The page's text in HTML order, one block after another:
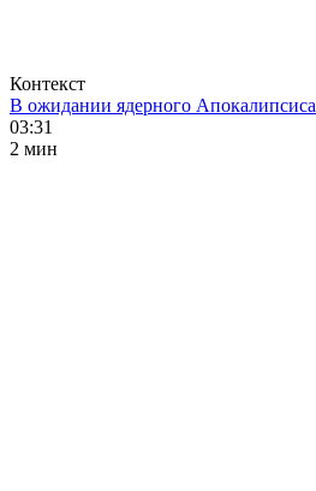
Контекст
В ожидании ядерного Апокалипсиса
03:31
2 мин